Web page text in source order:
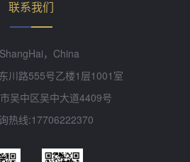
联系我们
ShangHai，China
川路555号乙楼1层1001室
吴中区吴中大道4409号
热线:17706222370